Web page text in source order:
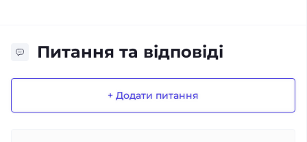
Питання та відповіді
+ Додати питання